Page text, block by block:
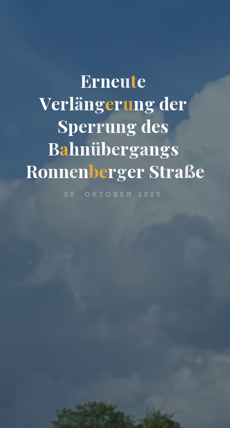
Erneute
Verlängerungder
Sperrung des
Bahnübergangs
Ronnenberger Straße
30. OKTOBER 2025